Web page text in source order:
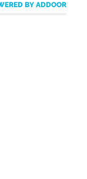
BY ADDOOR